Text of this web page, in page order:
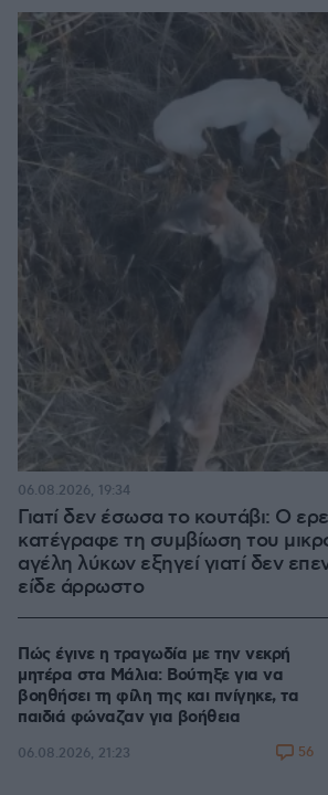
Γιατί δεν έσωσα το κουτάβι: Ο
κατέγραφε τη συμβίωση του
αγέλη λύκων εξηγεί γιατί δεν
είδε άρρωστο
06.08.2026, 19:34
Πώς έγινε η τραγωδία με την νεκρή
μητέρα στα Μάλια: Βούτηξε για να
βοηθήσει τη φίλη της και πνίγηκε, τα
παιδιά φώναζαν για βοήθεια
06.08.2026, 21:23 56